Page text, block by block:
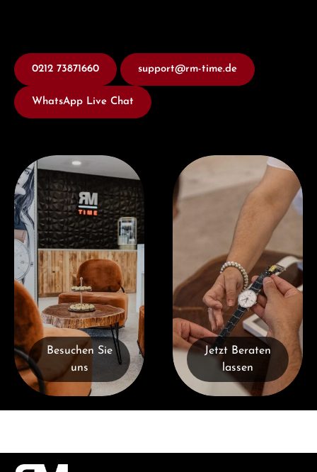
0212 73871660 support@rm-time.de
WhatsApp Live Chat
Besuchen Sie uns
Besuchen Sie
uns
Jetzt Beraten lassen
Jetzt Beraten
lassen